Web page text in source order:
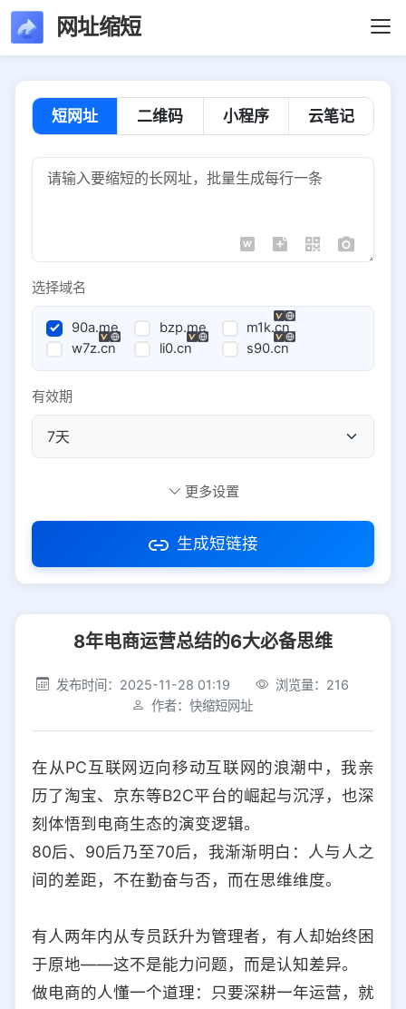
网址缩短
短网址 二维码 小程序 云笔记
选择域名
90a.me bzp.me
m1k.cn
w7z.cn
li0.cn s90.cn
有效期
访问密码
社交平台 电商平台
选择防红平台类型，避免链接被拦截
iOS Android PC 其他
选择允许访问的平台类型
更多设置
生成短链接
8年电商运营总结的6大必备思维
发布时间：2025-11-28 01:19
浏览量：216
作者：快缩短网址
在从PC互联网迈向移动互联网的浪潮中，我亲
历了淘宝、京东等B2C平台的崛起与沉浮，也深
刻体悟到电商生态的演变逻辑。
80后、90后乃至70后，我渐渐明白：人与人之
间的差距，不在勤奋与否，而在思维维度。
有人两年内从专员跃升为管理者，有人却始终困
于原地——这不是能力问题，而是认知差异。
做电商的人懂一个道理：只要深耕一年运营，就